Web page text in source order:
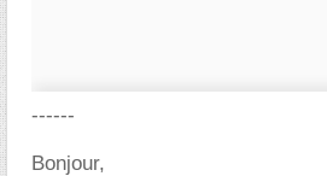
------
Bonjour,